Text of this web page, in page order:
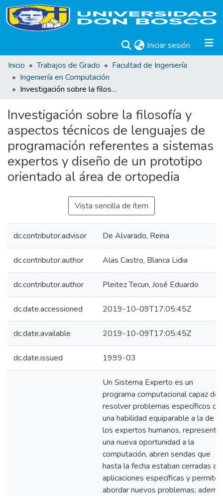
Iniciar sesión (current)
Inicio
Trabajos de Grado
Facultad de Ingeniería
Ingeniería en Computación
Investigación sobre la filosofía y aspectos técnicos de lenguajes de programación referentes a sistemas expertos y diseño de un prototipo orientado al área de ortopedia
Investigación sobre la filosofía y
aspectos técnicos de lenguajes de
programación referentes a sistemas
expertos y diseño de un prototipo
orientado al área de ortopedia
Vista sencilla de ítem
dc.contributor.advisor De Alvarado, Reina
dc.contributor.author Alas Castro, Blanca Lidia
dc.contributor.author Pleitez Tecun, José Eduardo
dc.date.accessioned 2019-10-09T17:05:45Z
dc.date.available 2019-10-09T17:05:45Z
dc.date.issued 1999-03
Un Sistema Experto es un
programa computacional capaz de
resolver problemas específicos
una habilidad equiparable a la de
los expertos humanos,
una nueva oportunidad a la
computación, abren sendas que
hasta la fecha estaban cerradas a
aplicaciones específicas y permiten
abordar nuevos problemas;